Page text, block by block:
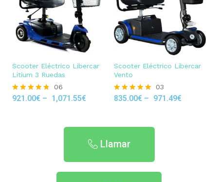
Scooter Eléctrico Libercar
Litium 3 Ruedas
Rated
06
921.00€ – 1,071.55€
Scooter Eléctrico Libercar
Vento
Rated
03
835.00€ – 971.49€
Llamar